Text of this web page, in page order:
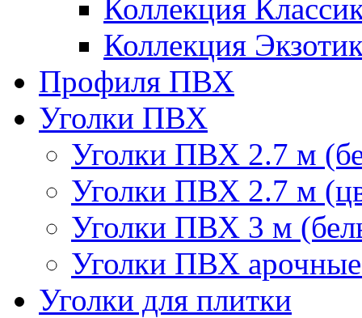
Коллекция
Коллекция
Профиля ПВХ
Уголки ПВХ
Уголки ПВХ 2.7 м
Уголки ПВХ 2.7 м
Уголки ПВХ 3 м
Уголки ПВХ
Уголки для плитки